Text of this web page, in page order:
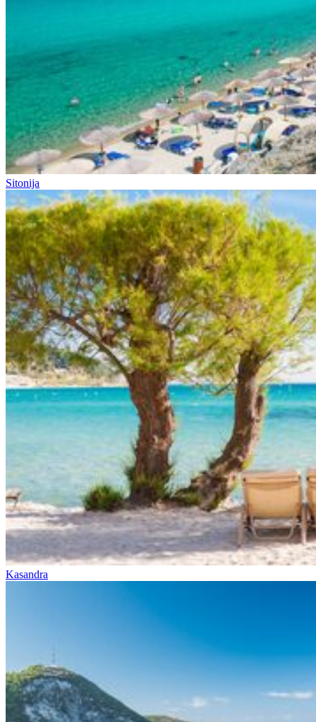
Sitonija
Kasandra